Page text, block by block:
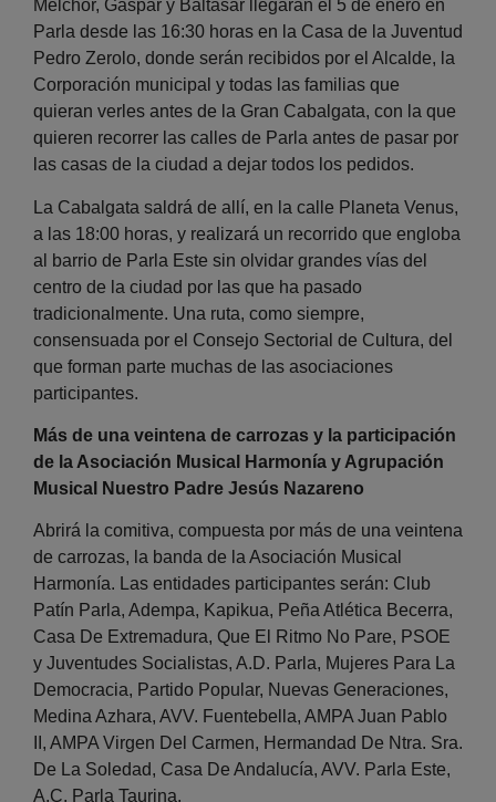
Melchor, Gaspar y Baltasar llegarán el 5 de enero en
Parla desde las 16:30 horas en la Casa de la Juventud
Pedro Zerolo, donde serán recibidos por el Alcalde, la
Corporación municipal y todas las familias que
quieran verles antes de la Gran Cabalgata, con la que
quieren recorrer las calles de Parla antes de pasar por
las casas de la ciudad a dejar todos los pedidos.
La Cabalgata saldrá de allí, en la calle Planeta Venus,
a las 18:00 horas, y realizará un recorrido que engloba
al barrio de Parla Este sin olvidar grandes vías del
centro de la ciudad por las que ha pasado
tradicionalmente. Una ruta, como siempre,
consensuada por el Consejo Sectorial de Cultura, del
que forman parte muchas de las asociaciones
participantes.
Más de una veintena de carrozas y la participación
de la Asociación Musical Harmonía y Agrupación
Musical Nuestro Padre Jesús Nazareno
Abrirá la comitiva, compuesta por más de una veintena
de carrozas, la banda de la Asociación Musical
Harmonía. Las entidades participantes serán: Club
Patín Parla, Adempa, Kapikua, Peña Atlética Becerra,
Casa De Extremadura, Que El Ritmo No Pare, PSOE
y Juventudes Socialistas, A.D. Parla, Mujeres Para La
Democracia, Partido Popular, Nuevas Generaciones,
Medina Azhara, AVV. Fuentebella, AMPA Juan Pablo
II, AMPA Virgen Del Carmen, Hermandad De Ntra. Sra.
De La Soledad, Casa De Andalucía, AVV. Parla Este,
A.C. Parla Taurina.